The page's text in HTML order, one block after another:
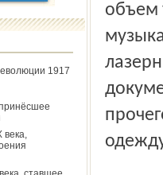
1917
века,
объем